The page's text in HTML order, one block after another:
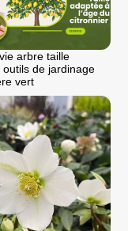
arbre taille
outils de jardinage
vert